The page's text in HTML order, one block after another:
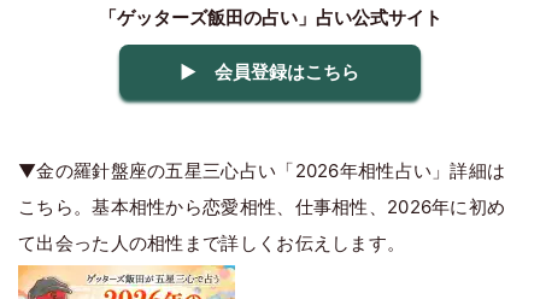
「ゲッターズ飯田の占い」占い公式サイト
▶ 会員登録はこちら
▼金の羅針盤座の五星三心占い「2026年相性占い」詳細は
こちら。基本相性から恋愛相性、仕事相性、2026年に初め
て出会った人の相性まで詳しくお伝えします。